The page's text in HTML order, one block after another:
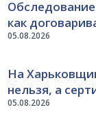
05.08.2026
как
05.08.2026
На
нельзя, а